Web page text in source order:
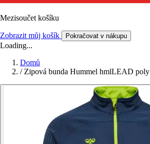
Mezisoučet košíku
Zobrazit můj košík Pokračovat v nákupu
Loading...
Domů
/ Zipová bunda Hummel hmlLEAD poly